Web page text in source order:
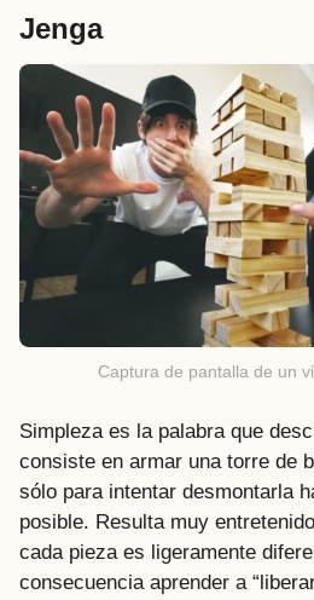
Jenga
Captura de pantalla de un
Simpleza es la palabra que
consiste en armar una torre de
sólo para intentar desmontarla
posible. Resulta muy
cada pieza es ligeramente
consecuencia aprender a